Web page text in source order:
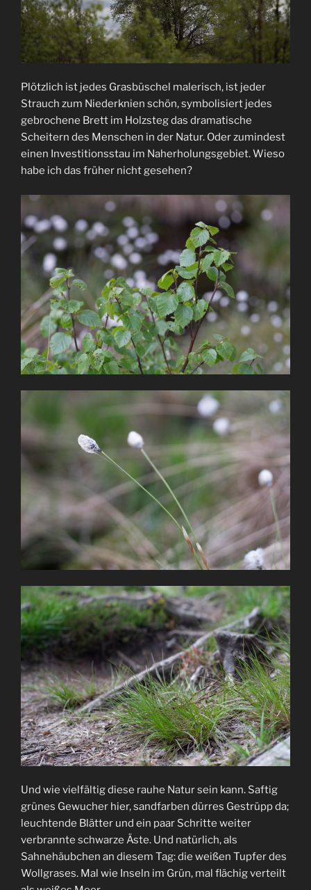
Plötzlich ist jedes Grasbüschel malerisch, ist jeder
Strauch zum Niederknien schön, symbolisiert jedes
gebrochene Brett im Holzsteg das dramatische
Scheitern des Menschen in der Natur. Oder zumindest
einen Investitionsstau im Naherholungsgebiet. Wieso
habe ich das früher nicht gesehen?
Und wie vielfältig diese rauhe Natur sein kann. Saftig
grünes Gewucher hier, sandfarben dürres Gestrüpp da;
leuchtende Blätter und ein paar Schritte weiter
verbrannte schwarze Äste. Und natürlich, als
Sahnehäubchen an diesem Tag: die weißen Tupfer des
Wollgrases. Mal wie Inseln im Grün, mal flächig verteilt